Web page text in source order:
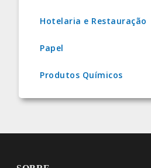
Hotelaria e Restauração
Papel
Produtos Químicos